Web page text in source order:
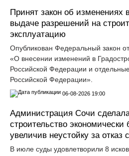
Принят закон об изменениях
выдаче разрешений на
эксплуатацию
Опубликован Федеральный закон
«О внесении изменений в
Российской Федерации и
Российской Федерации».
06-08-2026 19:00
Администрация Сочи
строительство
увеличив неустойку за отказ
В июле суды удовлетворили 8